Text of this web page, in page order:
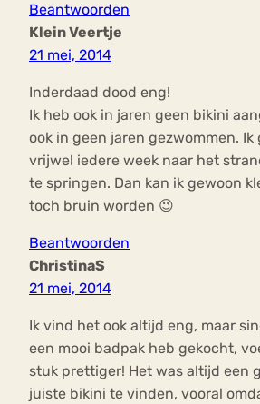
Beantwoorden
Klein Veertje
21 mei, 2014
Inderdaad dood eng!
Ik heb ook in jaren geen bikini
ook in geen jaren gezwommen. Ik
vrijwel iedere week naar het
te springen. Dan kan ik gewoon
toch bruin worden 😉
Beantwoorden
ChristinaS
21 mei, 2014
Ik vind het ook altijd eng, maar
een mooi badpak heb gekocht,
stuk prettiger! Het was altijd een
juiste bikini te vinden, vooral